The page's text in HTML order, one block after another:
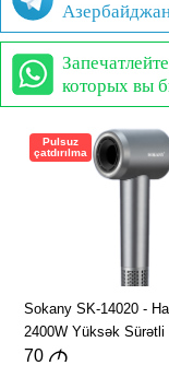
которых вы